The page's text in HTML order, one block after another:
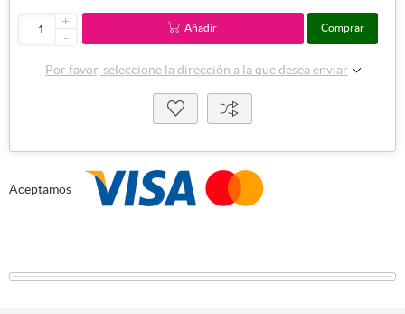
+
-
Añadir Comprar
Por favor, seleccione la dirección a la que desea enviar
Aceptamos